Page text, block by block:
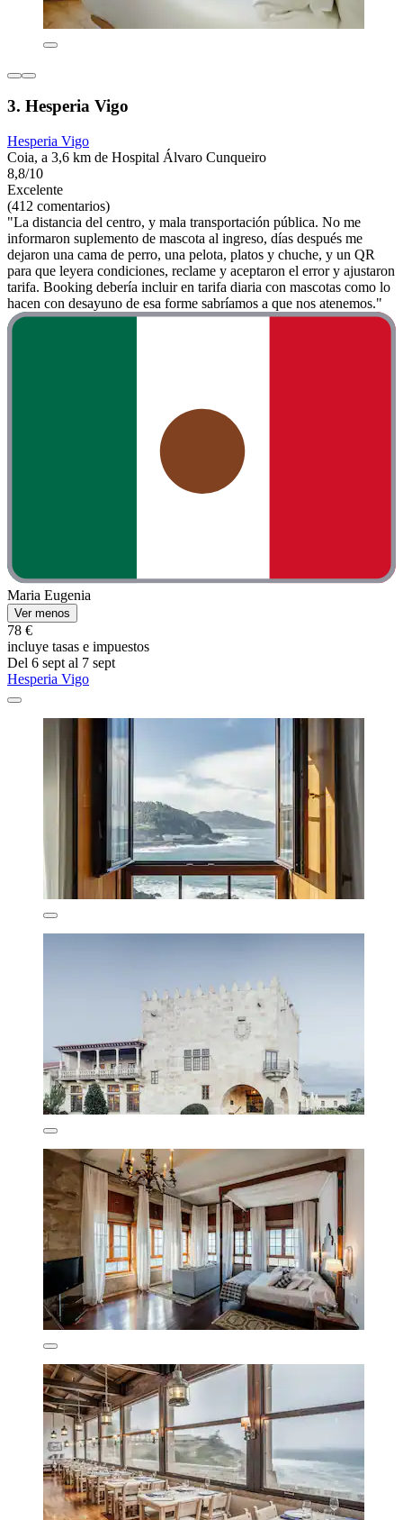
3. Hesperia Vigo
Hesperia Vigo
Coia, a 3,6 km de Hospital Álvaro Cunqueiro
8,8/10
Excelente
(412 comentarios)
"La distancia del centro, y mala transportación pública. No me
informaron suplemento de mascota al ingreso, días después me
dejaron una cama de perro, una pelota, platos y chuche, y un QR
para que leyera condiciones, reclame y aceptaron el error y ajustaron
tarifa. Booking debería incluir en tarifa diaria con mascotas como lo
hacen con desayuno de esa forme sabríamos a que nos atenemos."
Maria Eugenia
Ver menos
78 €
incluye tasas e impuestos
Del 6 sept al 7 sept
Hesperia Vigo